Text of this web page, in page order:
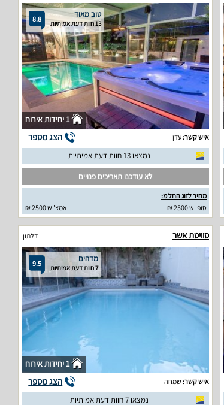
8.8 טוב מאוד
13 חוות דעת אמיתיות
1 יחידות אירוח
איש קשר:עדן הצג מספר
נמצאו 13 חוות דעת אמיתיות
לא עודכנו תאריכים פנויים
מחיר לזוג החל מ:
סופ"ש 2500 ₪
אמצ"ש 2500 ₪
סוויטת אשר דלתון
9.5 מדהים
7 חוות דעת אמיתיות
1 יחידות אירוח
איש קשר: שמחה הצג מספר
נמצאו 7 חוות דעת אמיתיות